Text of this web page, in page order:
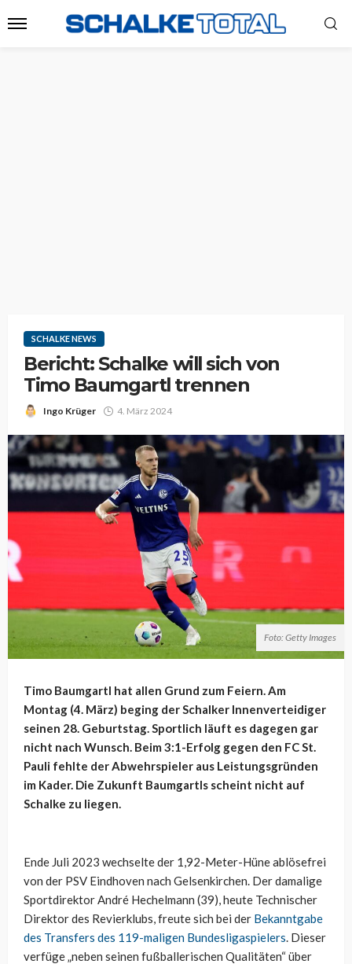
SCHALKE NEWS
Bericht: Schalke will sich von
Timo Baumgartl trennen
Ingo Krüger 4. März 2024
Foto: Getty Images
Timo Baumgartl hat allen Grund zum Feiern. Am
Montag (4. März) beging der Schalker Innenverteidiger
seinen 28. Geburtstag. Sportlich läuft es dagegen gar
nicht nach Wunsch. Beim 3:1-Erfolg gegen den FC St.
Pauli fehlte der Abwehrspieler aus Leistungsgründen
im Kader. Die Zukunft Baumgartls scheint nicht auf
Schalke zu liegen.
Ende Juli 2023 wechselte der 1,92-Meter-Hüne ablösefrei
von der PSV Eindhoven nach Gelsenkirchen. Der damalige
Sportdirektor André Hechelmann (39), heute Technischer
Direktor des Revierklubs, freute sich bei der Bekanntgabe
des Transfers des 119-maligen Bundesligaspielers. Dieser
verfüge „neben seinen fußballerischen Qualitäten“ über